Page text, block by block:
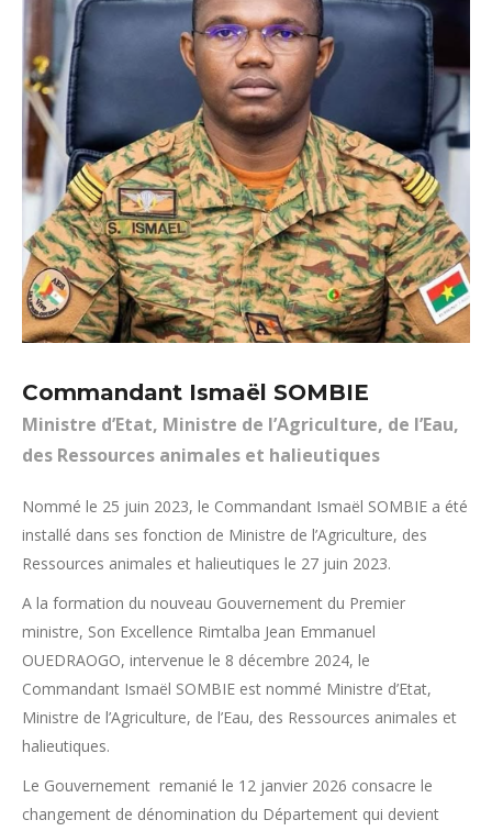
Commandant Ismaël SOMBIE
Ministre d’Etat, Ministre de l’Agriculture, de l’Eau,
des Ressources animales et halieutiques
Nommé le 25 juin 2023, le Commandant Ismaël SOMBIE a été
installé dans ses fonction de Ministre de l’Agriculture, des
Ressources animales et halieutiques le 27 juin 2023.
A la formation du nouveau Gouvernement du Premier
ministre, Son Excellence Rimtalba Jean Emmanuel
OUEDRAOGO, intervenue le 8 décembre 2024, le
Commandant Ismaël SOMBIE est nommé Ministre d’Etat,
Ministre de l’Agriculture, de l’Eau, des Ressources animales et
halieutiques.
Le Gouvernement remanié le 12 janvier 2026 consacre le
changement de dénomination du Département qui devient